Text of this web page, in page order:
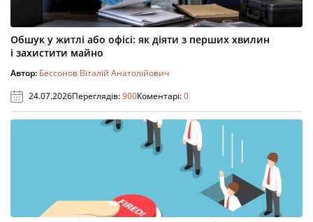
Обшук у житлі або офісі: як діяти з перших хвилин
і захистити майно
Автор: Бессонов Віталій Анатолійович
24.07.2026Переглядів:900Коментарі:0